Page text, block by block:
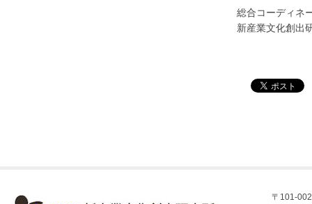
総合コーディネ
新産業文化創
〒101-